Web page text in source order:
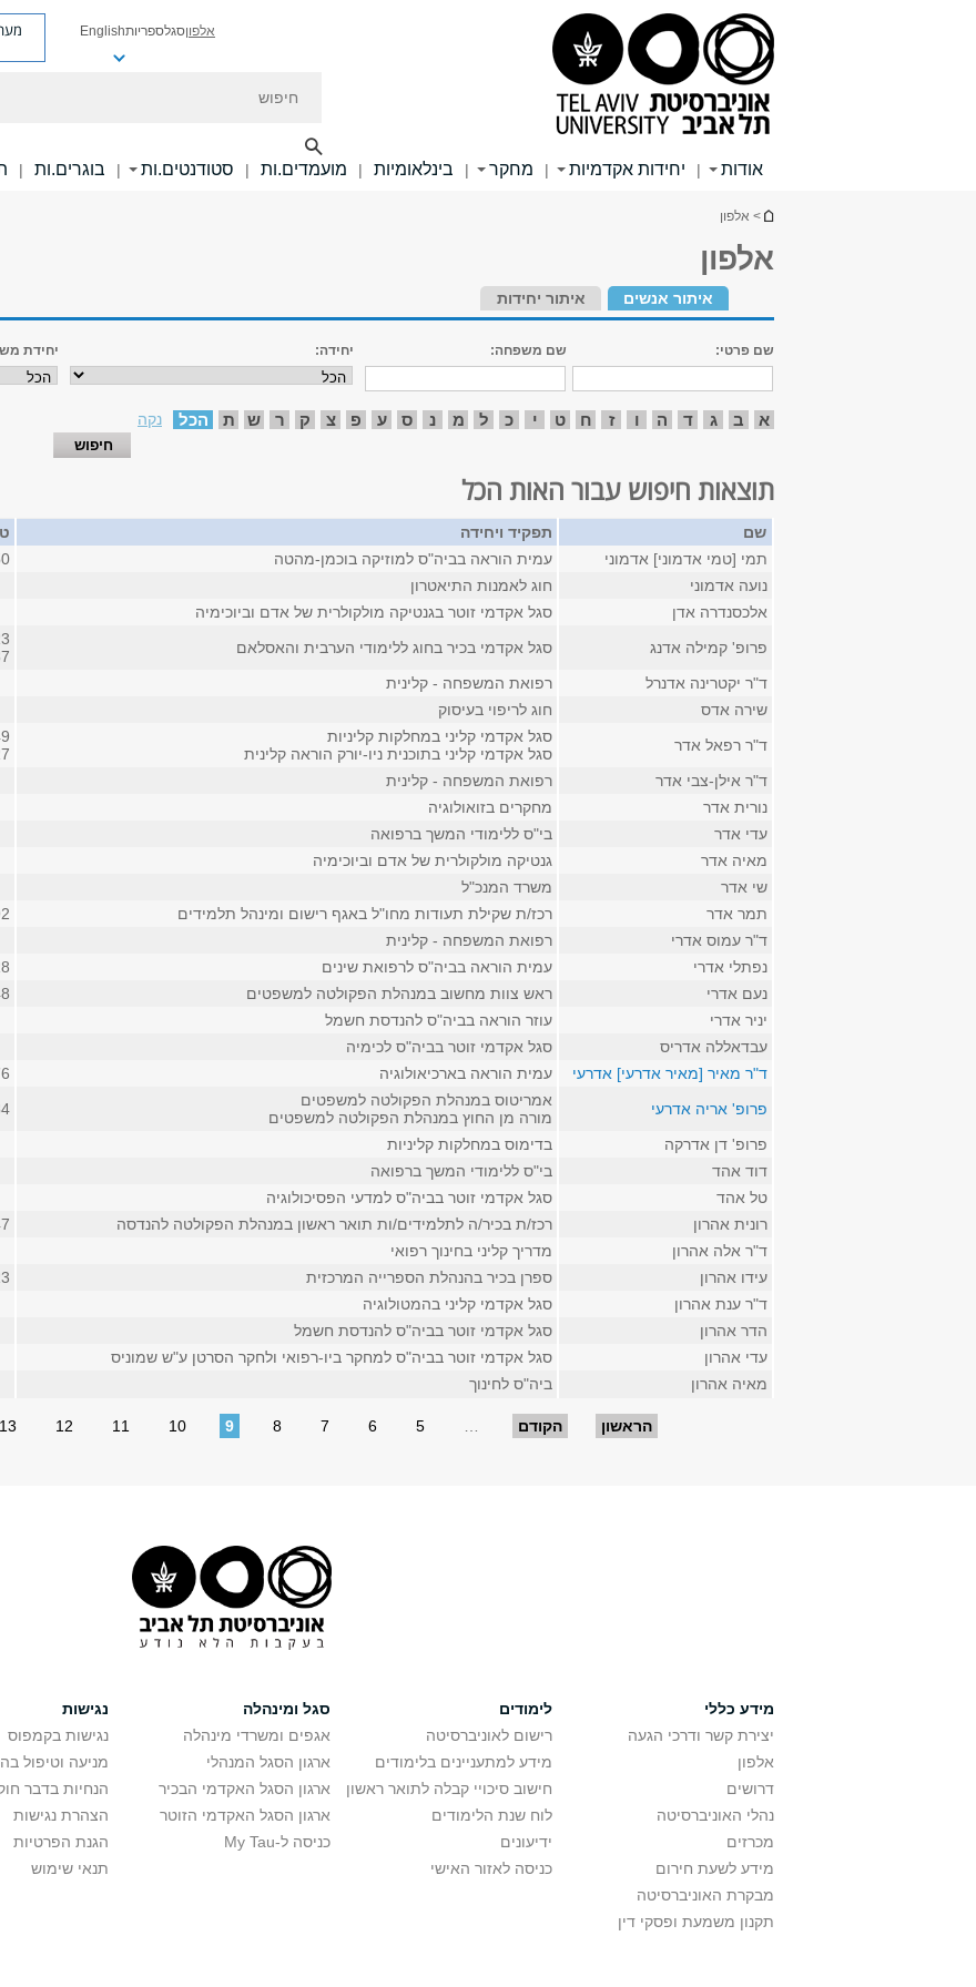
אלפוןסגלספריותEnglish
אודות | יחידות אקדמיות | מחקר | בינלאומיות | מועמדים.ות | סטודנטים.ות | בוגרים.ות |
הינך נמצא כאן
> אלפון
אלפון
איתור אנשים איתור יחידות
שם פרטי: שם משפחה: יחידה: יחידת
א ב ג ד ה ו ז ח ט י כ ל מ נ ס ע פ צ ק ר ש ת הכל נקה
תוצאות חיפוש עבור האות הכל
שם תפקיד ויחידה
תמי [טמי אדמוני] אדמוני
עמית הוראה בביה"ס למוזיקה בוכמן-מהטה
נועה אדמוני
חוג לאמנות התיאטרון
אלכסנדרה אדן
סגל אקדמי זוטר בגנטיקה מולקולרית של אדם וביוכימיה
פרופ' קמילה אדנג
סגל אקדמי בכיר בחוג ללימודי הערבית והאסלאם
ד"ר יקטרינה אדנרל
רפואת המשפחה - קלינית
שירה אדס
חוג לריפוי בעיסוק
ד"ר רפאל אדר
סגל אקדמי קליני במחלקות קליניות
סגל אקדמי קליני בתוכנית ניו-יורק הוראה קלינית
ד"ר אילן-צבי אדר
רפואת המשפחה - קלינית
נורית אדר
מחקרים בזואולוגיה
עדי אדר
בי"ס ללימודי המשך ברפואה
מאיה אדר
גנטיקה מולקולרית של אדם וביוכימיה
שי אדר
משרד המנכ"ל
תמר אדר
רכז/ת שקילת תעודות מחו"ל באגף רישום ומינהל תלמידים
ד"ר עמוס אדרי
רפואת המשפחה - קלינית
נפתלי אדרי
עמית הוראה בביה"ס לרפואת שינים
נעם אדרי
ראש צוות מחשוב במנהלת הפקולטה למשפטים
יניר אדרי
עוזר הוראה בביה"ס להנדסת חשמל
עבדאללה אדריס
סגל אקדמי זוטר בביה"ס לכימיה
ד"ר מאיר [מאיר אדרעי] אדרעי
עמית הוראה בארכיאולוגיה
פרופ' אריה אדרעי
אמריטוס במנהלת הפקולטה למשפטים
מורה מן החוץ במנהלת הפקולטה למשפטים
פרופ' דן אדרקה
בדימוס במחלקות קליניות
דוד אהד
בי"ס ללימודי המשך ברפואה
טל אהד
סגל אקדמי זוטר בביה"ס למדעי הפסיכולוגיה
רונית אהרון
רכז/ת בכיר/ה לתלמידים/ות תואר ראשון במנהלת הפקולטה להנדסה
ד"ר אלה אהרון
מדריך קליני בחינוך רפואי
עידו אהרון
ספרן בכיר בהנהלת הספרייה המרכזית
ד"ר ענת אהרון
סגל אקדמי קליני בהמטולוגיה
הדר אהרון
סגל אקדמי זוטר בביה"ס להנדסת חשמל
עדי אהרון
סגל אקדמי זוטר בביה"ס למחקר ביו-רפואי ולחקר הסרטן ע"ש שמוניס
מאיה אהרון
ביה"ס לחינוך
הראשון הקודם 5
6
7
8
9
10
11
12
13
מידע כללי
יצירת קשר ודרכי הגעה
אלפון
דרושים
נהלי האוניברסיטה
מכרזים
מידע לשעת חירום
מבקרת האוניברסיטה
תקנון משמעת ופסקי דין
לימודים
רישום לאוניברסיטה
מידע למתעניינים בלימודים
חישוב סיכויי קבלה לתואר ראשון
לוח שנת הלימודים
ידיעונים
כניסה לאזור האישי
סגל ומינהלה
אגפים ומשרדי מינהלה
ארגון הסגל המנהלי
ארגון הסגל האקדמי הבכיר
ארגון הסגל האקדמי הזוטר
כניסה ל-My Tau
נגישות
נגישות בקמפוס
מניעה וטיפול
הנחיות בדבר
הצהרת נגישות
הגנת הפרטיות
תנאי שימוש